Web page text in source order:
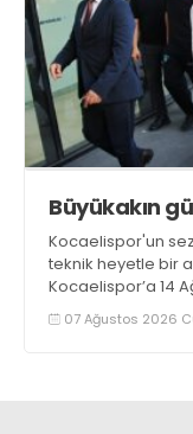
Büyükakın
Kocaelispor'un
teknik heyetle bir
Kocaelispor’a 14
maratonunda
07 Ağustos 2026